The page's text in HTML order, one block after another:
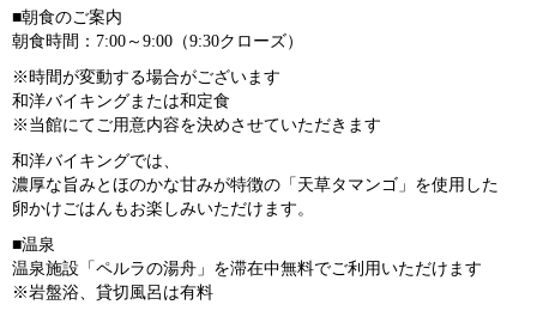
■朝食のご案内
朝食時間：7:00～9:00（9:30クローズ）
※時間が変動する場合がございます
和洋バイキングまたは和定食
※当館にてご用意内容を決めさせていただきます
和洋バイキングでは、
濃厚な旨みとほのかな甘みが特徴の「天草タマンゴ」を使用した
卵かけごはんもお楽しみいただけます。
■温泉
温泉施設「ペルラの湯舟」を滞在中無料でご利用いただけます
※岩盤浴、貸切風呂は有料